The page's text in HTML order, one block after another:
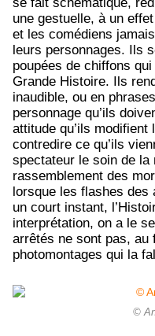
une gestuelle, à un
et les comédiens
leurs personnages. Ils
poupées de chiffons
Grande Histoire. Ils
inaudible, ou en
personnage qu’ils
attitude qu’ils modifient
contredire ce qu’ils
spectateur le soin de la
rassemblement des
lorsque les flashes
un court instant,
interprétation, on a le
arrêtés ne sont pas, au
photomontages qui la
©